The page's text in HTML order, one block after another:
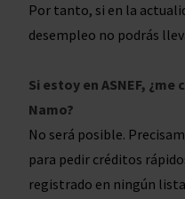
Por tanto, si en la
desempleo no podrás
Si estoy en ASNEF,
Namo?
No será posible.
para pedir créditos
registrado en ningún